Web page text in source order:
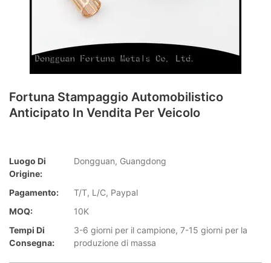
Fortuna Stampaggio Automobilistico
Anticipato In Vendita Per Veicolo
Luogo Di
Origine:
Dongguan, Guangdong
Pagamento:
T/T, L/C, Paypal
MOQ:
10K
Tempi Di
Consegna:
3-6 giorni per il campione, 7-15 giorni per la
produzione di massa